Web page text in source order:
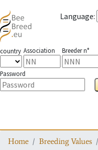
Language:
country Association Breeder n°
Password
Home Breeding Values